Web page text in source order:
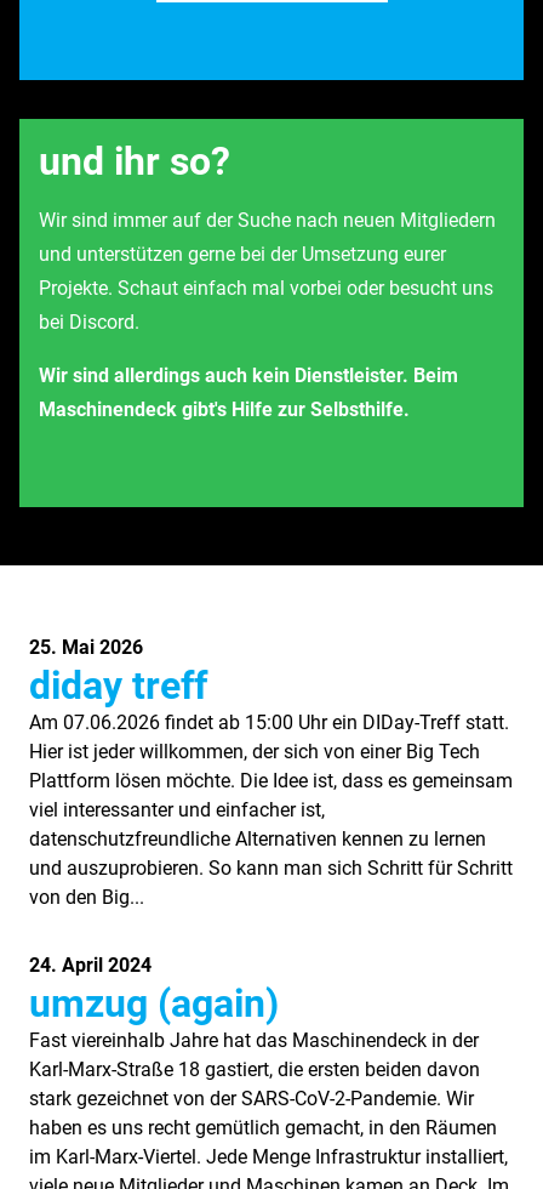
und ihr so?
Wir sind immer auf der Suche nach neuen Mitgliedern
und unterstützen gerne bei der Umsetzung eurer
Projekte. Schaut einfach mal vorbei oder besucht uns
bei Discord.
Wir sind allerdings auch kein Dienstleister. Beim
Maschinendeck gibt's Hilfe zur Selbsthilfe.
25. Mai 2026
diday treff
Am 07.06.2026 findet ab 15:00 Uhr ein DIDay-Treff statt.
Hier ist jeder willkommen, der sich von einer Big Tech
Plattform lösen möchte. Die Idee ist, dass es gemeinsam
viel interessanter und einfacher ist,
datenschutzfreundliche Alternativen kennen zu lernen
und auszuprobieren. So kann man sich Schritt für Schritt
von den Big...
24. April 2024
umzug (again)
Fast viereinhalb Jahre hat das Maschinendeck in der
Karl-Marx-Straße 18 gastiert, die ersten beiden davon
stark gezeichnet von der SARS-CoV-2-Pandemie. Wir
haben es uns recht gemütlich gemacht, in den Räumen
im Karl-Marx-Viertel. Jede Menge Infrastruktur installiert,